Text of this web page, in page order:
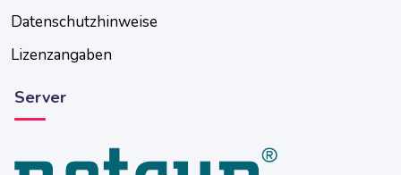
Datenschutzhinweise
Lizenzangaben
Server